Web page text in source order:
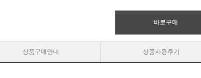
바로구매
상품구매안내 상품사용후기